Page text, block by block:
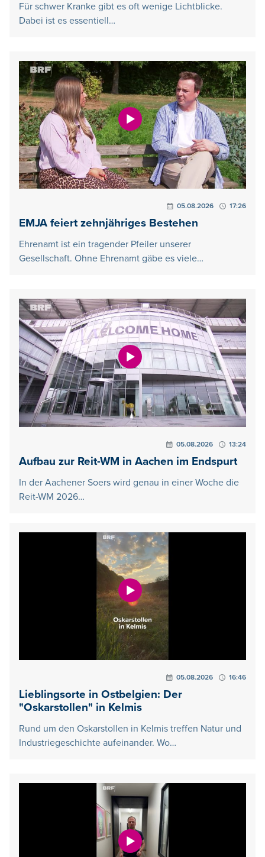
Für schwer Kranke gibt es oft wenige Lichtblicke.
Dabei ist es essentiell…
05.08.2026 17:26
EMJA feiert zehnjähriges Bestehen
Ehrenamt ist ein tragender Pfeiler unserer
Gesellschaft. Ohne Ehrenamt gäbe es viele…
05.08.2026 13:24
Aufbau zur Reit-WM in Aachen im Endspurt
In der Aachener Soers wird genau in einer Woche die
Reit-WM 2026…
05.08.2026 16:46
Lieblingsorte in Ostbelgien: Der
"Oskarstollen" in Kelmis
Rund um den Oskarstollen in Kelmis treffen Natur und
Industriegeschichte aufeinander. Wo…